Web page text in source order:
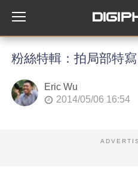
粉絲特輯：拍局部特
Eric Wu
2014/05/06 16:54